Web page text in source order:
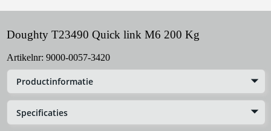
Doughty T23490 Quick link M6 200 Kg
Artikelnr: 9000-0057-3420
Productinformatie
Specificaties